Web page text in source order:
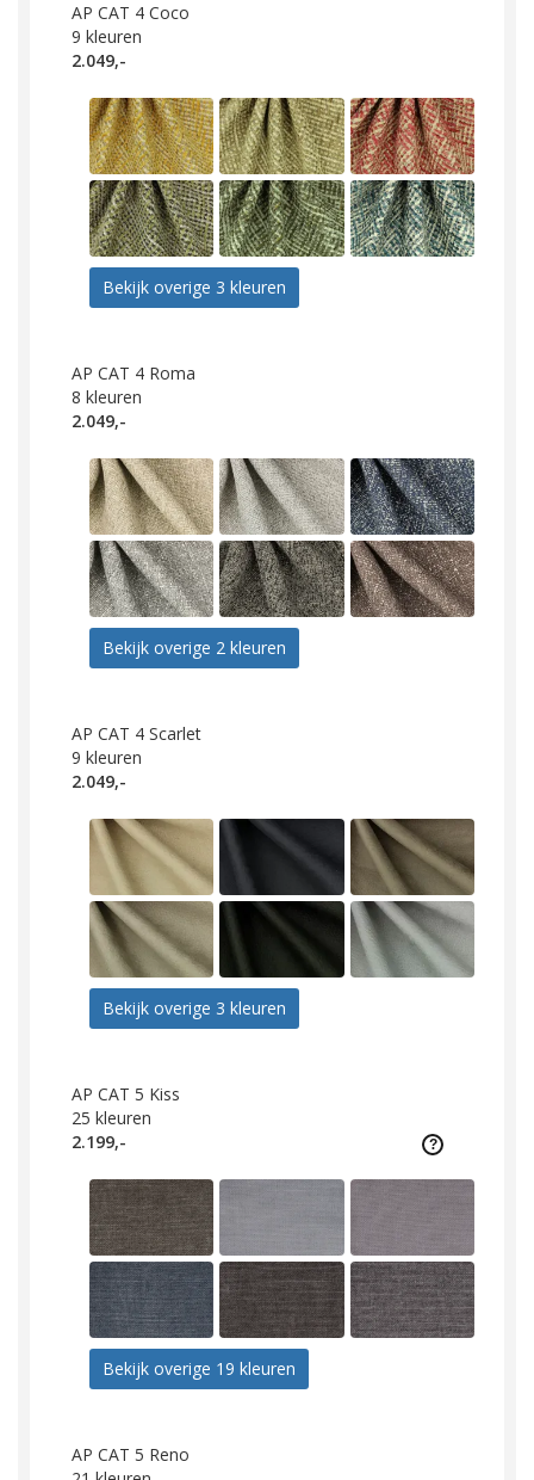
AP CAT 4 Coco
9 kleuren
2.049,-
Bekijk overige 3 kleuren
AP CAT 4 Roma
8 kleuren
2.049,-
Bekijk overige 2 kleuren
AP CAT 4 Scarlet
9 kleuren
2.049,-
Bekijk overige 3 kleuren
AP CAT 5 Kiss
25 kleuren
2.199,-
Bekijk overige 19 kleuren
AP CAT 5 Reno